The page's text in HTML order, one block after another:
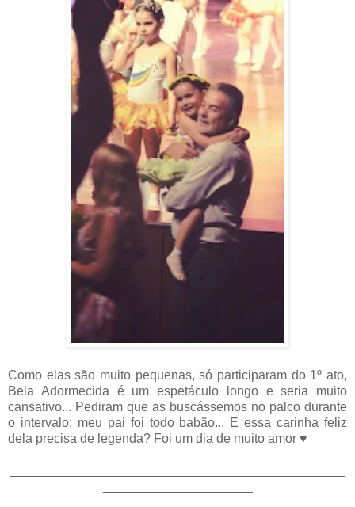
Como elas são muito pequenas, só participaram do 1º ato,
Bela Adormecida é um espetáculo longo e seria muito
cansativo... Pediram que as buscássemos no palco durante
o intervalo; meu pai foi todo babão... E essa carinha feliz
dela precisa de legenda? Foi um dia de muito amor ♥